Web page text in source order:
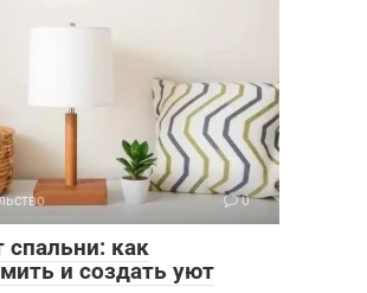
0
спальни: как
и создать уют